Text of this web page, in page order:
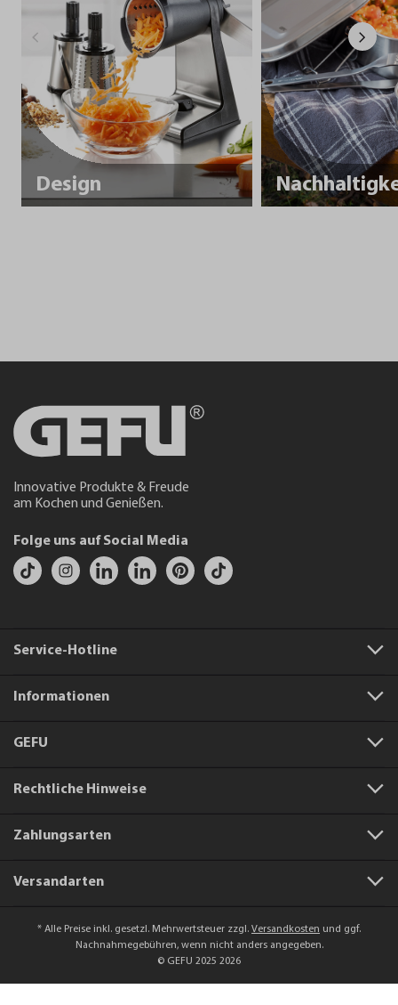
Design
Innovative Produkte & Freude
am Kochen und Genießen.
Folge uns auf Social Media
Service-Hotline
Informationen
GEFU
Rechtliche Hinweise
Zahlungsarten
Versandarten
* Alle Preise inkl. gesetzl. Mehrwertsteuer zzgl. Versandkosten und ggf.
Nachnahmegebühren, wenn nicht anders angegeben.
© GEFU 2025 2026